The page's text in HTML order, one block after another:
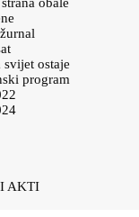
obale
svijet ostaje
program
AKTI